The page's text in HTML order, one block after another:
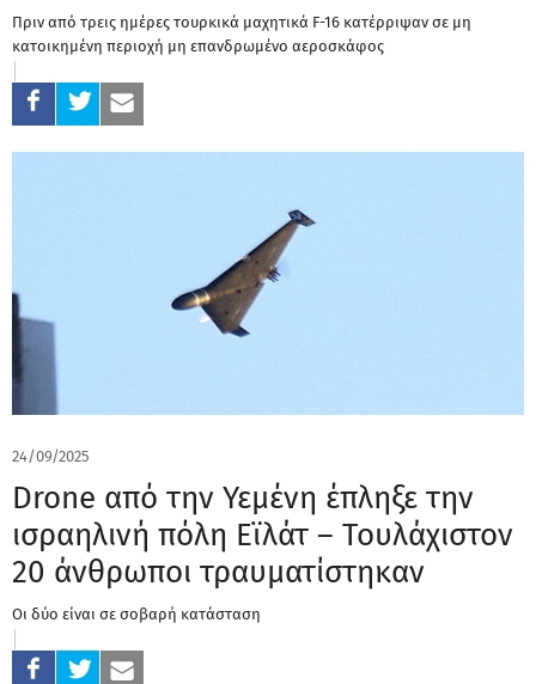
Πριν από τρεις ημέρες τουρκικά μαχητικά F-16 κατέρριψαν σε μη
κατοικημένη περιοχή μη επανδρωμένο αεροσκάφος
24/09/2025
Drone από την Υεμένη έπληξε την
ισραηλινή πόλη Εϊλάτ – Τουλάχιστον
20 άνθρωποι τραυματίστηκαν
Οι δύο είναι σε σοβαρή κατάσταση